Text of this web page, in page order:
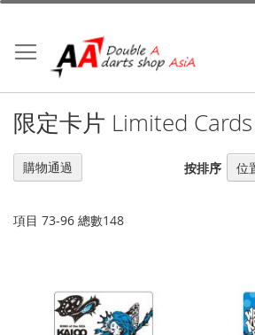
跳
內
容
限定卡片 Limited Cards
項目 73-96 總數148
按排序
購物通過